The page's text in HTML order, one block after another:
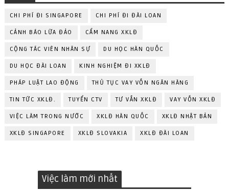
CHI PHÍ ĐI SINGAPORE CHI PHÍ ĐI ĐÀI LOAN
CẢNH BÁO LỪA ĐẢO CẨM NANG XKLĐ
CỘNG TÁC VIÊN NHÂN SỰ DU HỌC HÀN QUỐC
DU HỌC ĐÀI LOAN KINH NGHIỆM ĐI XKLĐ
PHÁP LUẬT LAO ĐỘNG THỦ TỤC VAY VỐN NGÂN HÀNG
TIN TỨC XKLĐ. TUYỂN CTV TƯ VẤN XKLĐ VAY VỐN XKLĐ
VIỆC LÀM TRONG NƯỚC XKLĐ HÀN QUỐC XKLĐ NHẬT BẢN
XKLĐ SINGAPORE XKLĐ SLOVAKIA XKLĐ ĐÀI LOAN
Việc làm mới nhất